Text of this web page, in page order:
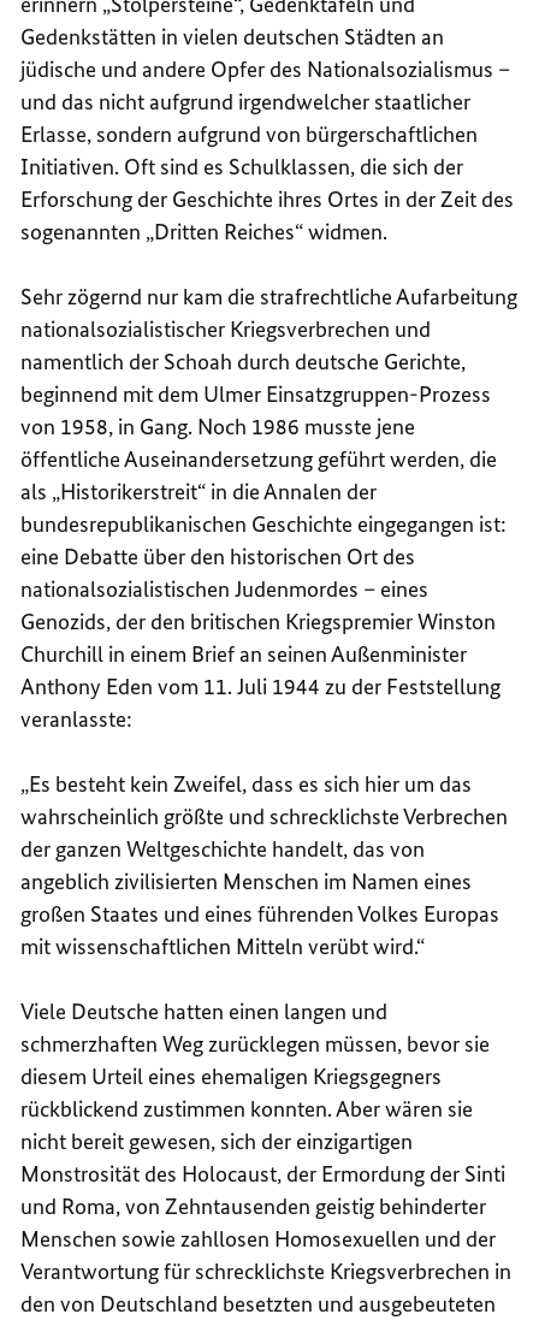
Gedenkstätten in vielen deutschen Städten an
jüdische und andere Opfer des Nationalsozialismus –
und das nicht aufgrund irgendwelcher staatlicher
Erlasse, sondern aufgrund von bürgerschaftlichen
Initiativen. Oft sind es Schulklassen, die sich der
Erforschung der Geschichte ihres Ortes in der Zeit des
sogenannten „Dritten Reiches“ widmen.
Sehr zögernd nur kam die strafrechtliche Aufarbeitung
nationalsozialistischer Kriegsverbrechen und
namentlich der Schoah durch deutsche Gerichte,
beginnend mit dem Ulmer Einsatzgruppen-Prozess
von 1958, in Gang. Noch 1986 musste jene
öffentliche Auseinandersetzung geführt werden, die
als „Historikerstreit“ in die Annalen der
bundesrepublikanischen Geschichte eingegangen ist:
eine Debatte über den historischen Ort des
nationalsozialistischen Judenmordes – eines
Genozids, der den britischen Kriegspremier Winston
Churchill in einem Brief an seinen Außenminister
Anthony Eden vom 11. Juli 1944 zu der Feststellung
veranlasste:
„Es besteht kein Zweifel, dass es sich hier um das
wahrscheinlich größte und schrecklichste Verbrechen
der ganzen Weltgeschichte handelt, das von
angeblich zivilisierten Menschen im Namen eines
großen Staates und eines führenden Volkes Europas
mit wissenschaftlichen Mitteln verübt wird.“
Viele Deutsche hatten einen langen und
schmerzhaften Weg zurücklegen müssen, bevor sie
diesem Urteil eines ehemaligen Kriegsgegners
rückblickend zustimmen konnten. Aber wären sie
nicht bereit gewesen, sich der einzigartigen
Monstrosität des Holocaust, der Ermordung der Sinti
und Roma, von Zehntausenden geistig behinderter
Menschen sowie zahllosen Homosexuellen und der
Verantwortung für schrecklichste Kriegsverbrechen in
den von Deutschland besetzten und ausgebeuteten